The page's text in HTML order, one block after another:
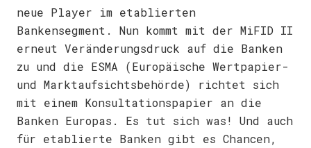
neue Player im etablierten
Bankensegment. Nun kommt mit der MiFID II
erneut Veränderungsdruck auf die Banken
zu und die ESMA (Europäische Wertpapier-
und Marktaufsichtsbehörde) richtet sich
mit einem Konsultationspapier an die
Banken Europas. Es tut sich was! Und auch
für etablierte Banken gibt es Chancen,